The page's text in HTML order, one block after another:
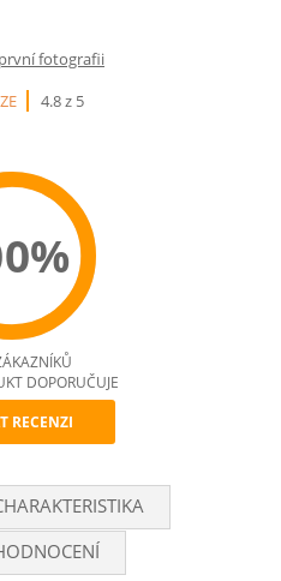
fotografii
4.8 z 5
DOPORUČUJE
RECENZI